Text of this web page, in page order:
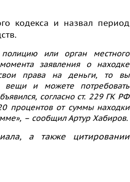
кодекса и назвал период
или орган местного
заявления о находке
права на деньги, то вы
вещи и можете потребовать
согласно ст. 229 ГК РФ
процентов от суммы находки
– сообщил Артур Хабиров.
а также цитировании